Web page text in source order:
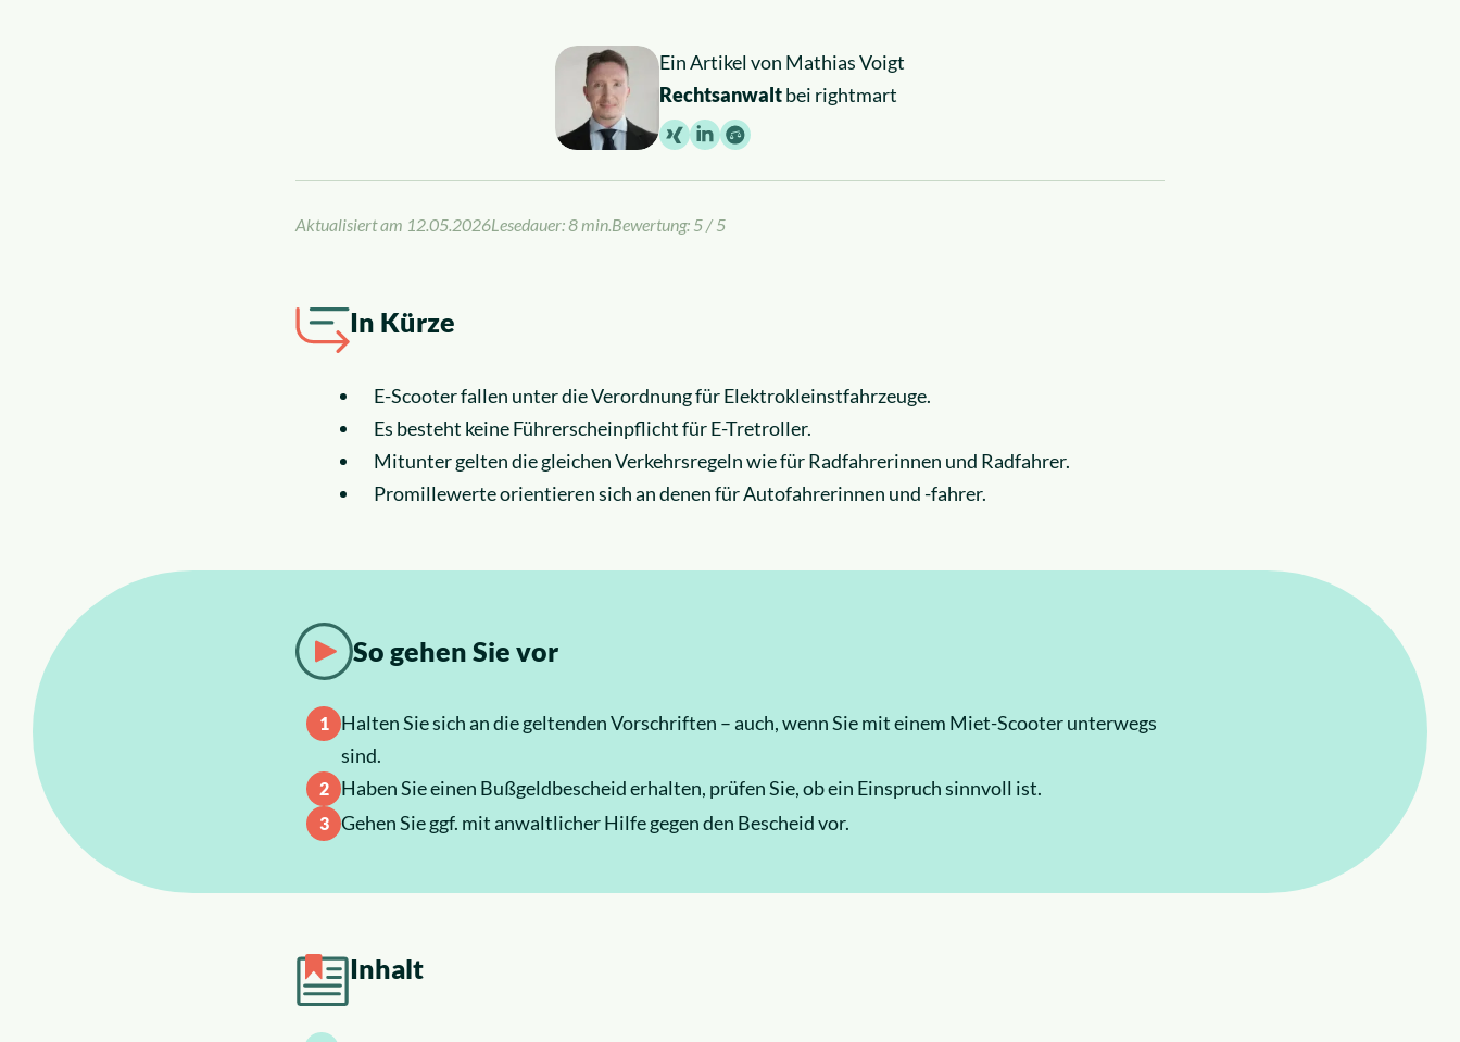
Ein Artikel von Mathias Voigt
Rechtsanwaltbei rightmart
Aktualisiert am 12.05.2026Lesedauer: 8 min.Bewertung: 5 / 5
In Kürze
E-Scooter fallen unter die Verordnung für Elektrokleinstfahrzeuge.
Es besteht keine Führerscheinpflicht für E-Tretroller.
Mitunter gelten die gleichen Verkehrsregeln wie für Radfahrerinnen und Radfahrer.
Promillewerte orientieren sich an denen für Autofahrerinnen und -fahrer.
So gehen Sie vor
Halten Sie sich an die geltenden Vorschriften – auch, wenn Sie mit einem Miet-Scooter unterwegs
sind.
Haben Sie einen Bußgeldbescheid erhalten, prüfen Sie, ob ein Einspruch sinnvoll ist.
Gehen Sie ggf. mit anwaltlicher Hilfe gegen den Bescheid vor.
Inhalt